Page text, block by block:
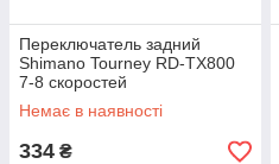
Переключатель задний
Shimano Tourney RD-TX800
7-8 скоростей
Немає в наявності
334 ₴